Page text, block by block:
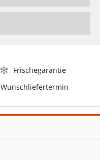
Frischegarantie
Wunschliefertermin